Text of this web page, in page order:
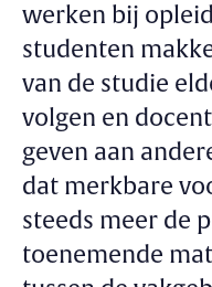
werken bij
studenten
van de studie
volgen en
geven aan
dat merkbare
steeds meer de
toenemende